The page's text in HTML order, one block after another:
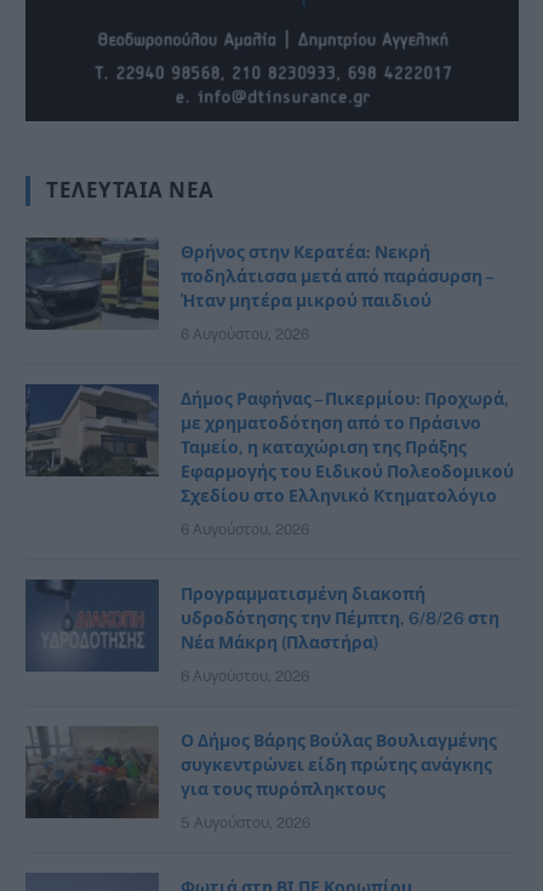
ΤΕΛΕΥΤΑΊΑ ΝΈΑ
Θρήνος στην Κερατέα: Νεκρή
ποδηλάτισσα μετά από παράσυρση –
Ήταν μητέρα μικρού παιδιού
6 Αυγούστου, 2026
Δήμος Ραφήνας – Πικερμίου: Προχωρά,
με χρηματοδότηση από το Πράσινο
Ταμείο, η καταχώριση της Πράξης
Εφαρμογής του Ειδικού Πολεοδομικού
Σχεδίου στο Ελληνικό Κτηματολόγιο
6 Αυγούστου, 2026
Προγραμματισμένη διακοπή
υδροδότησης την Πέμπτη, 6/8/26 στη
Νέα Μάκρη (Πλαστήρα)
6 Αυγούστου, 2026
Ο Δήμος Βάρης Βούλας Βουλιαγμένης
συγκεντρώνει είδη πρώτης ανάγκης
για τους πυρόπληκτους
5 Αυγούστου, 2026